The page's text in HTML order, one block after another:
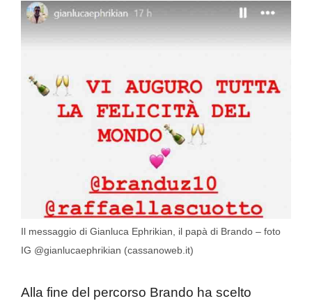
Il messaggio di Gianluca Ephrikian, il papà di Brando – foto
IG @gianlucaephrikian (cassanoweb.it)
Alla fine del percorso Brando ha scelto